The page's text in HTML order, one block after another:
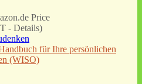
Price
- Details)
für Ihre persönlichen
(WISO)